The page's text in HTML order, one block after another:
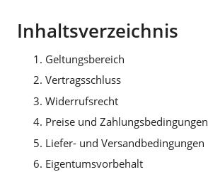
Inhaltsverzeichnis
Geltungsbereich
Vertragsschluss
Widerrufsrecht
Preise und Zahlungsbedingungen
Liefer- und Versandbedingungen
Eigentumsvorbehalt